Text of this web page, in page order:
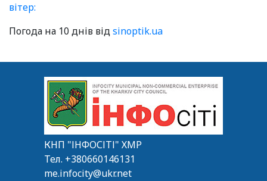
вітер:
Погода на 10 днів відsinoptik.ua
КНП "ІНФОСІТІ" ХМР
Тел. +380660146131
me.infocity@ukr.net